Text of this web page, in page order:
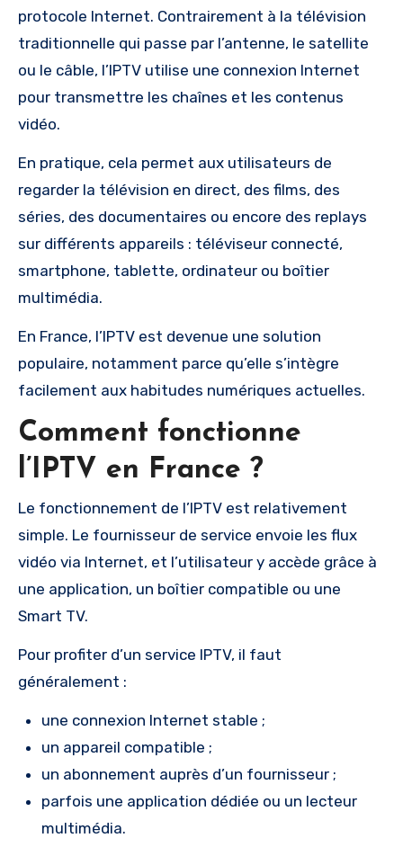
protocole Internet. Contrairement à la télévision
traditionnelle qui passe par l’antenne, le satellite
ou le câble, l’IPTV utilise une connexion Internet
pour transmettre les chaînes et les contenus
vidéo.
En pratique, cela permet aux utilisateurs de
regarder la télévision en direct, des films, des
séries, des documentaires ou encore des replays
sur différents appareils : téléviseur connecté,
smartphone, tablette, ordinateur ou boîtier
multimédia.
En France, l’IPTV est devenue une solution
populaire, notamment parce qu’elle s’intègre
facilement aux habitudes numériques actuelles.
Comment fonctionne
l’IPTV en France ?
Le fonctionnement de l’IPTV est relativement
simple. Le fournisseur de service envoie les flux
vidéo via Internet, et l’utilisateur y accède grâce à
une application, un boîtier compatible ou une
Smart TV.
Pour profiter d’un service IPTV, il faut
généralement :
une connexion Internet stable ;
un appareil compatible ;
un abonnement auprès d’un fournisseur ;
parfois une application dédiée ou un lecteur
multimédia.